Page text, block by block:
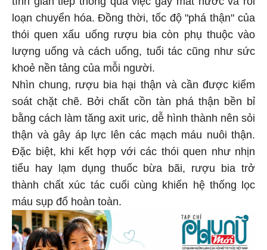
loạn chuyển hóa. Đồng thời, tốc độ "phá thận" của
thói quen xấu uống rượu bia còn phụ thuộc vào
lượng uống và cách uống, tuổi tác cũng như sức
khoẻ nền tảng của mỗi người.
Nhìn chung, rượu bia hại thận và cần được kiểm
soát chặt chẽ. Bởi chất cồn tàn phá thận bền bỉ
bằng cách làm tăng axit uric, dễ hình thành nên sỏi
thận và gây áp lực lên các mạch máu nuôi thận.
Đặc biệt, khi kết hợp với các thói quen như nhịn
tiểu hay lạm dụng thuốc bừa bãi, rượu bia trở
thành chất xúc tác cuối cùng khiến hệ thống lọc
máu sụp đổ hoàn toàn.